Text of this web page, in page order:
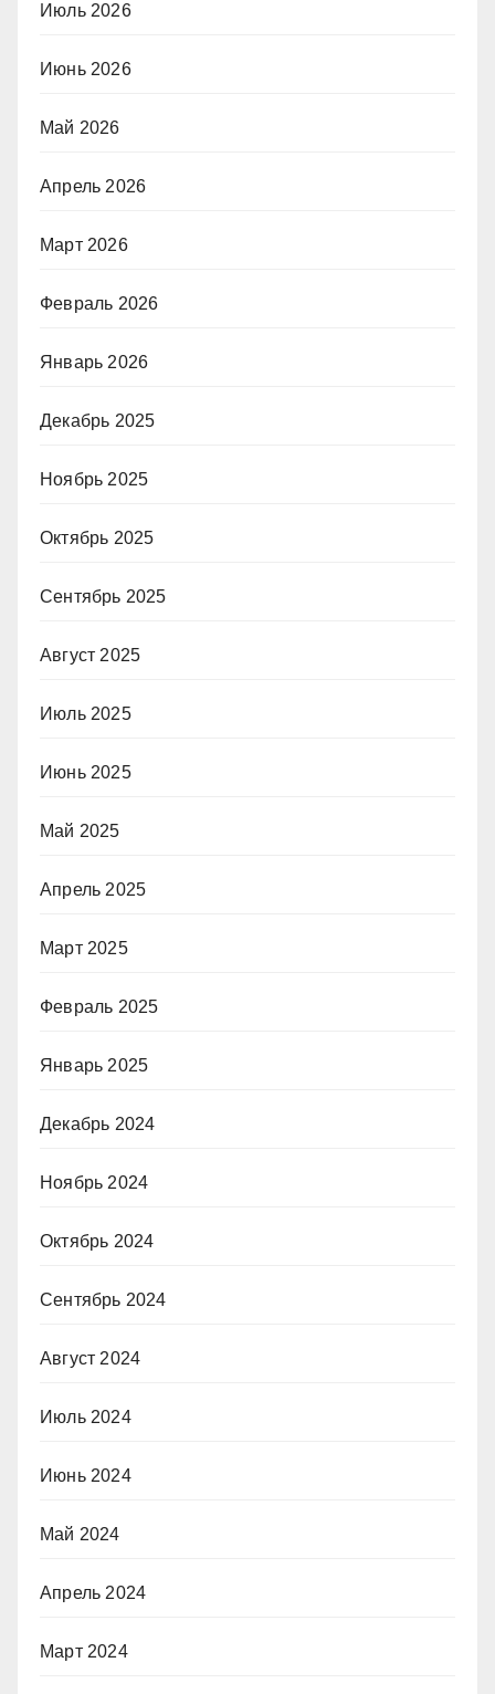
Июль 2026
Июнь 2026
Май 2026
Апрель 2026
Март 2026
Февраль 2026
Январь 2026
Декабрь 2025
Ноябрь 2025
Октябрь 2025
Сентябрь 2025
Август 2025
Июль 2025
Июнь 2025
Май 2025
Апрель 2025
Март 2025
Февраль 2025
Январь 2025
Декабрь 2024
Ноябрь 2024
Октябрь 2024
Сентябрь 2024
Август 2024
Июль 2024
Июнь 2024
Май 2024
Апрель 2024
Март 2024